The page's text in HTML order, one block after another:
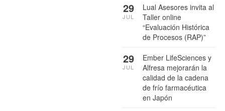
Lual Asesores invita al
Taller online
“Evaluación Histórica
de Procesos (RAP)”
29
JUL
Ember LifeSciences y
Alfresa mejorarán la
calidad de la cadena
de frío farmacéutica
en Japón
29
JUL